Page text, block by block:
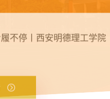
德点亮青春时光！